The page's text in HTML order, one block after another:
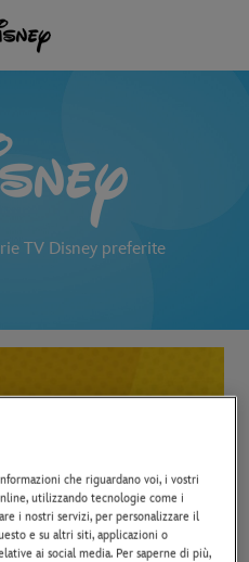
TV Disney preferite
che riguardano voi, i vostri
utilizzando tecnologie come i
i nostri servizi, per personalizzare il
e su altri siti, applicazioni o
ai social media. Per saperne di più,